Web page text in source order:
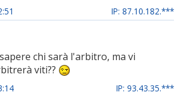
IP: 87.10.182.***
chi sarà l'arbitro, ma vi
viti??
IP: 93.43.35.***